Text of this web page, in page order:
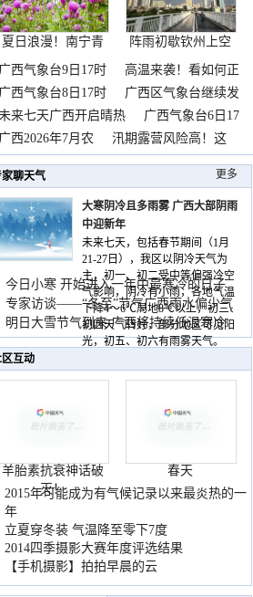
夏日浪漫！南宁青
秀山
阵雨初歇钦州上空
邂逅
广西气象台9日17时
高温来袭！看如何正
确
广西气象台8日17时
广西区气象台继续发
来七天广西开启晴热
广西气象台6日17
时
广西2026年7月农
汛期露营风险高！这
聊天气 更多
大寒阴冷且多雨雾 广西大部阴雨
中迎新年
未来七天，包括春节期间（1月
21-27日），我区以阴冷天气为
主，初一、初二受中等偏强冷空
气影响，阴冷有小雨，各地气温
下降4～6℃局地8℃以上，初三、
初四天气转好，部分地区可见阳
光，初五、初六有雨雾天气。
今日小寒 开始进入一年中最寒冷的日子
专家访谈——“冬至”节气广西雨水偏少气
温低
明日大雪节气到来 广西将持续低温寒冷
天气
互动
羊胎素抗衰神话破
灭！
春天
2015年可能成为有气候记录以来最炎热的一
年
立夏穿冬装 气温降至零下7度
2014四季摄影大赛年度评选结果
【手机摄影】拍拍早晨的云